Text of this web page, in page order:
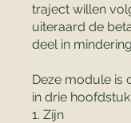
traject willen
uiteraard de
deel in
Deze module is
in drie
1. Zijn